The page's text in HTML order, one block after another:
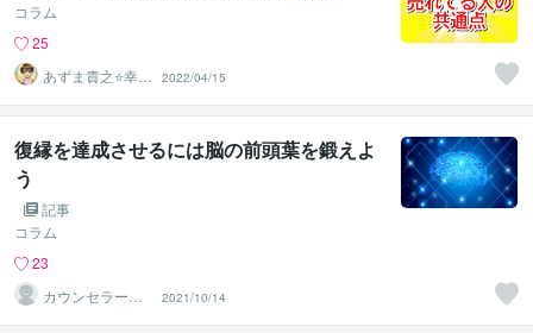
コラム
25
あずま貴之⭐幸せ
自分軸の生き方
育成コーチ
2022/04/15
復縁を達成させるには脳の前頭葉を鍛えよ
う
記事
コラム
23
カウンセラー佐
藤愛
2021/10/14